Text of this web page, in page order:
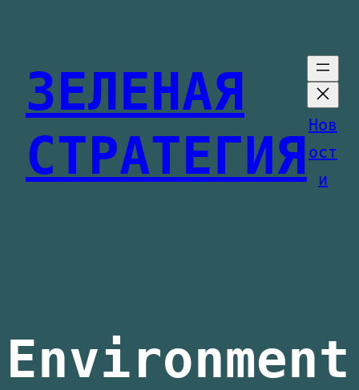
содержимому
ЗЕЛЕНАЯ
СТРАТЕГИЯ
Нов
ост
и
Environment